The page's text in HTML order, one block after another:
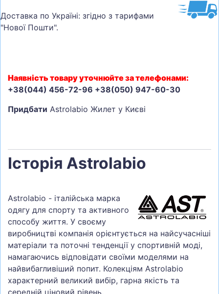
Доставка по Україні: згідно з тарифами
"Нової Пошти".
Наявність товару уточнюйте за телефонами:
+38(044) 456-72-96 +38(050) 947-60-30
Придбати Astrolabio Жилет у Києві
Історія Astrolabio
Astrolabio - італійська марка
одягу для спорту та активного
способу життя. У своєму
виробництві компанія орієнтується на найсучасніші
матеріали та поточні тенденції у спортивній моді,
намагаючись відповідати своїми моделями на
найвибагливіший попит. Колекціям Astrolabio
характерний великий вибір, гарна якість та
середній ціновий рівень.